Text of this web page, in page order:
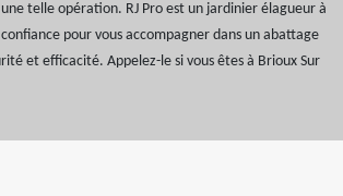
telle opération. RJ Pro est un jardinier élagueur à
pour vous accompagner dans un abattage
et efficacité. Appelez-le si vous êtes à Brioux Sur